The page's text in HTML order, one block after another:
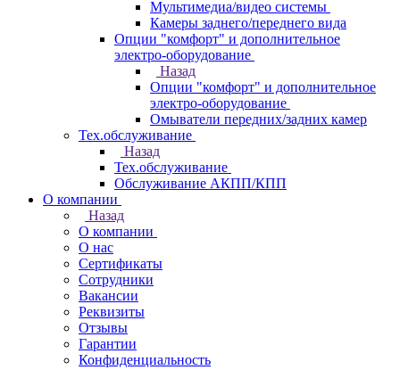
Мультимедиа/видео системы
Камеры заднего/переднего вида
Опции "комфорт" и дополнительное
электро-оборудование
Назад
Опции "комфорт" и дополнительное
электро-оборудование
Омыватели передних/задних камер
Тех.обслуживание
Назад
Тех.обслуживание
Обслуживание АКПП/КПП
О компании
Назад
О компании
О нас
Сертификаты
Сотрудники
Вакансии
Реквизиты
Отзывы
Гарантии
Конфиденциальность